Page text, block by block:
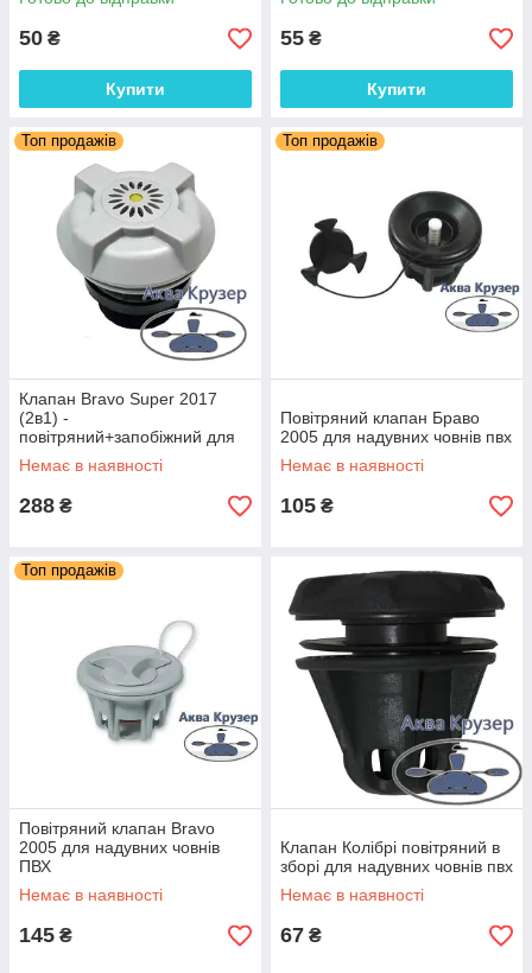
50 ₴
Купити
55 ₴
Купити
Топ продажів
Клапан Bravo Super 2017
(2в1) -
повітряний+запобіжний для
надувних човнів ПВХ, RIB
Немає в наявності
288 ₴
Топ продажів
Повітряний клапан Браво
2005 для надувних човнів пвх
Немає в наявності
105 ₴
Топ продажів
Повітряний клапан Bravo
2005 для надувних човнів
ПВХ
Немає в наявності
145 ₴
Клапан Колібрі повітряний в
зборі для надувних човнів пвх
Немає в наявності
67 ₴